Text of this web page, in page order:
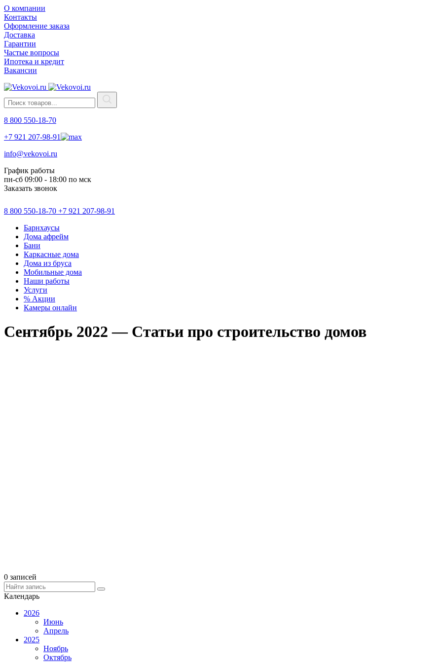
О компании
Контакты
Оформление заказа
Доставка
Гарантии
Частые вопросы
Ипотека и кредит
Вакансии
8 800 550-18-70
+7 921 207-98-91
info@vekovoi.ru
График работы
пн-сб 09:00 - 18:00 по мск
Заказать звонок
8 800 550-18-70 +7 921 207-98-91
Барнхаусы
Дома афрейм
Бани
Каркасные дома
Дома из бруса
Мобильные дома
Наши работы
Услуги
% Акции
Камеры онлайн
Сентябрь 2022 — Статьи про строительство домов
0 записей
Календарь
2026
Июнь
Апрель
2025
Ноябрь
Октябрь